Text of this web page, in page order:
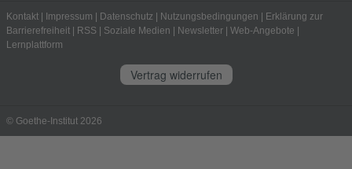
Kontakt Impressum Datenschutz Nutzungsbedingungen
Erklärung zur
Barrierefreiheit
RSS Soziale Medien Newsletter Web-Angebote
Lernplattform
Vertrag widerrufen
© Goethe-Institut 2026